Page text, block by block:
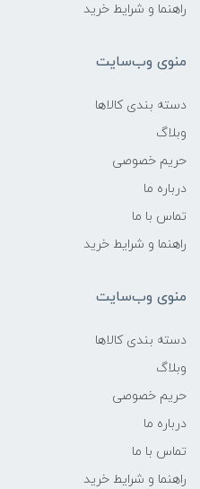
راهنما و شرایط خرید
منوی وب‌سایت
دسته بندی کالاها
وبلاگ
حریم خصوصی
درباره ما
تماس با ما
راهنما و شرایط خرید
منوی وب‌سایت
دسته بندی کالاها
وبلاگ
حریم خصوصی
درباره ما
تماس با ما
راهنما و شرایط خرید